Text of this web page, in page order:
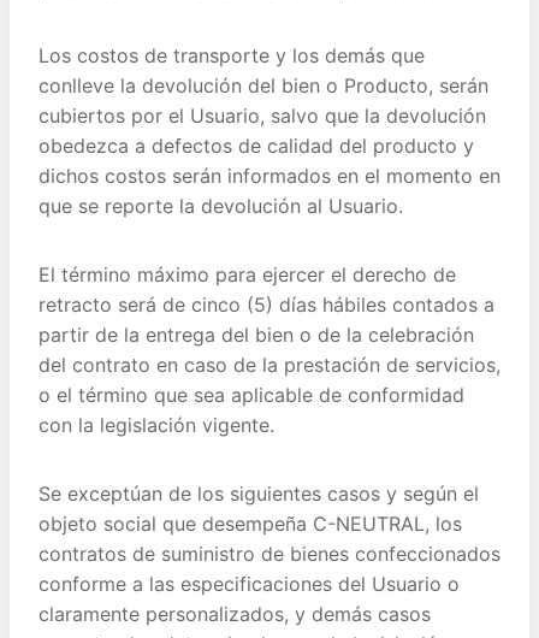
Los costos de transporte y los demás que
conlleve la devolución del bien o Producto, serán
cubiertos por el Usuario, salvo que la devolución
obedezca a defectos de calidad del producto y
dichos costos serán informados en el momento en
que se reporte la devolución al Usuario.
El término máximo para ejercer el derecho de
retracto será de cinco (5) días hábiles contados a
partir de la entrega del bien o de la celebración
del contrato en caso de la prestación de servicios,
o el término que sea aplicable de conformidad
con la legislación vigente.
Se exceptúan de los siguientes casos y según el
objeto social que desempeña C-NEUTRAL, los
contratos de suministro de bienes confeccionados
conforme a las especificaciones del Usuario o
claramente personalizados, y demás casos